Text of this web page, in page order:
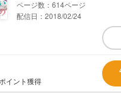
614
配信日：2018/02/24
イント獲得